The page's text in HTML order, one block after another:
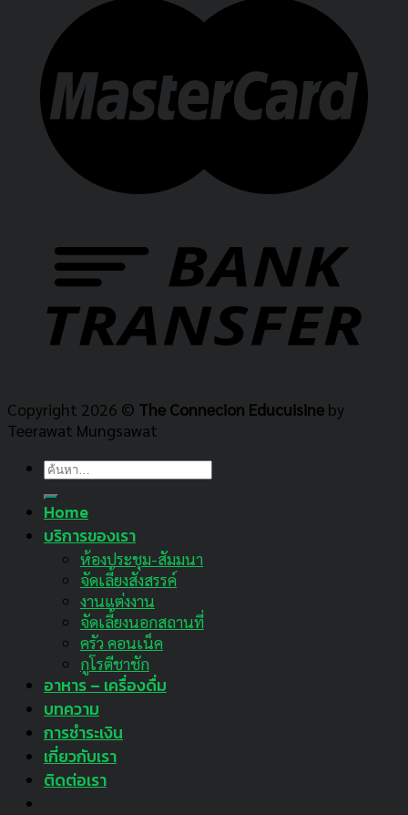
Copyright 2026 © The Connecion Educuisine by
Teerawat Mungsawat
ค้นหา:
Home
บริการของเรา
ห้องประชุม-สัมมนา
จัดเลี้ยงสังสรรค์
งานแต่งงาน
จัดเลี้ยงนอกสถานที่
ครัว คอนเน็ค
กูโรตีชาชัก
อาหาร – เครื่องดื่ม
บทความ
การชำระเงิน
เกี่ยวกับเรา
ติดต่อเรา